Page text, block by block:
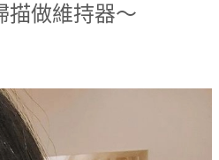
描做維持器～